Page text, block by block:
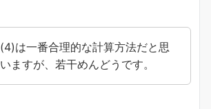
(4)は一番合理的な計算方法だと思
いますが、若干めんどうです。